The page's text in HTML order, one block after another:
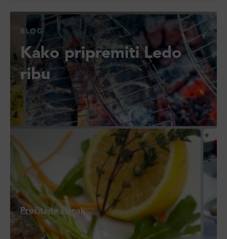
BLOG
Kako pripremiti Ledo
ribu
Pročitajte članak